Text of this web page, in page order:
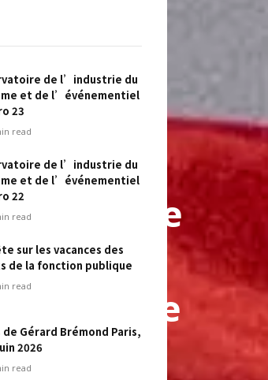
de l’industrie du
et de l’événementiel
23
read
de l’industrie du
et de l’événementiel
22
read
sur les vacances des
de la fonction publique
read
de Gérard Brémond Paris,
2026
read
: Alliance
les
tourisme